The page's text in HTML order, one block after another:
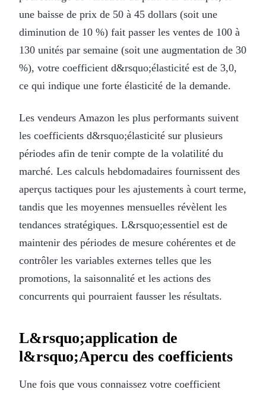
une baisse de prix de 50 à 45 dollars (soit une
diminution de 10 %) fait passer les ventes de 100 à
130 unités par semaine (soit une augmentation de 30
%), votre coefficient d&rsquo;élasticité est de 3,0,
ce qui indique une forte élasticité de la demande.
Les vendeurs Amazon les plus performants suivent
les coefficients d&rsquo;élasticité sur plusieurs
périodes afin de tenir compte de la volatilité du
marché. Les calculs hebdomadaires fournissent des
aperçus tactiques pour les ajustements à court terme,
tandis que les moyennes mensuelles révèlent les
tendances stratégiques. L&rsquo;essentiel est de
maintenir des périodes de mesure cohérentes et de
contrôler les variables externes telles que les
promotions, la saisonnalité et les actions des
concurrents qui pourraient fausser les résultats.
L&rsquo;application de
l&rsquo;Apercu des coefficients
Une fois que vous connaissez votre coefficient